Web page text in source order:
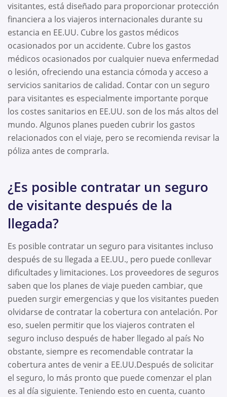
visitantes, está diseñado para proporcionar protección
financiera a los viajeros internacionales durante su
estancia en EE.UU. Cubre los gastos médicos
ocasionados por un accidente. Cubre los gastos
médicos ocasionados por cualquier nueva enfermedad
o lesión, ofreciendo una estancia cómoda y acceso a
servicios sanitarios de calidad. Contar con un seguro
para visitantes es especialmente importante porque
los costes sanitarios en EE.UU. son de los más altos del
mundo. Algunos planes pueden cubrir los gastos
relacionados con el viaje, pero se recomienda revisar la
póliza antes de comprarla.
¿Es posible contratar un seguro
de visitante después de la
llegada?
Es posible contratar un seguro para visitantes incluso
después de su llegada a EE.UU., pero puede conllevar
dificultades y limitaciones. Los proveedores de seguros
saben que los planes de viaje pueden cambiar, que
pueden surgir emergencias y que los visitantes pueden
olvidarse de contratar la cobertura con antelación. Por
eso, suelen permitir que los viajeros contraten el
seguro incluso después de haber llegado al país No
obstante, siempre es recomendable contratar la
cobertura antes de venir a EE.UU.Después de solicitar
el seguro, lo más pronto que puede comenzar el plan
es al día siguiente. Teniendo esto en cuenta, cuanto